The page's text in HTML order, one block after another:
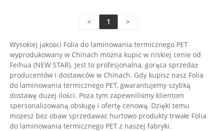
< 1 >
Wysokiej jakości Folia do laminowania termicznego PET
wyprodukowany w Chinach można kupić w niskiej cenie od
Feihua (NEW STAR). Jest to profesjonalna, gorąca sprzedaż
producentów i dostawców w Chinach. Gdy kupisz nasz Folia
do laminowania termicznego PET, gwarantujemy szybką
dostawę dużej ilości. Poza tym zapewniliśmy klientom
spersonalizowaną obsługę i ofertę cenową. Dzięki temu
możesz bez obaw sprzedawać hurtowo produkty trwałe Folia
do laminowania termicznego PET z naszej fabryki.